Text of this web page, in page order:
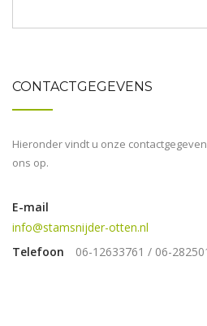
CONTACTGEGEVENS
Hieronder vindt u onze
ons op.
E-mail
info@stamsnijder-otten.nl
Telefoon
06-12633761 / 06-